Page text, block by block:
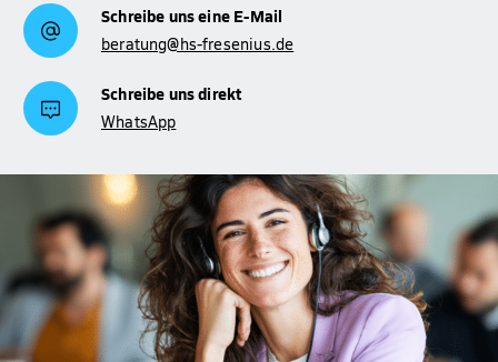
Schreibe uns eine E-Mail
beratung@hs-fresenius.de
Schreibe uns direkt
WhatsApp